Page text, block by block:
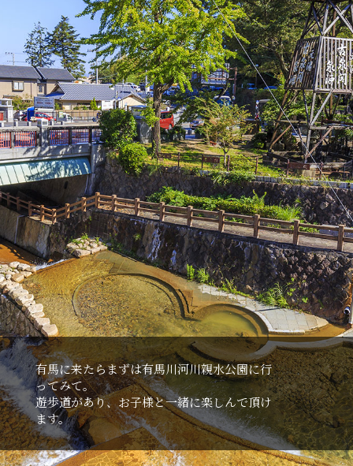
有⾺に来たらまずは有⾺川河川親⽔公園に⾏
ってみて。
遊歩道があり、お⼦様と⼀緒に楽しんで頂け
ます。